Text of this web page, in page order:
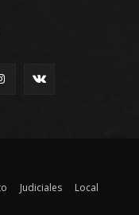
Judiciales
Local